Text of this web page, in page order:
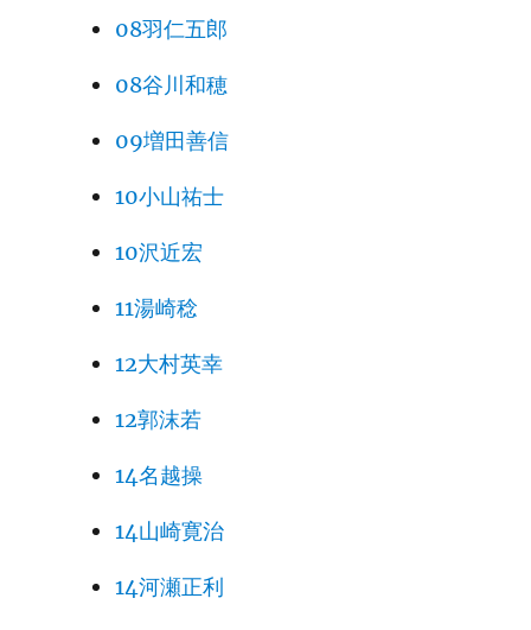
08羽仁五郎
08谷川和穂
09増田善信
10小山祐士
10沢近宏
11湯崎稔
12大村英幸
12郭沫若
14名越操
14山崎寛治
14河瀬正利